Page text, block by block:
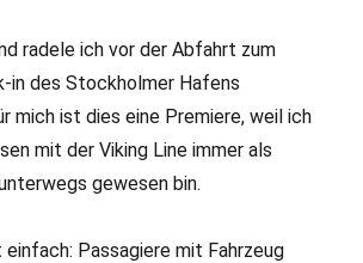
radele ich vor der Abfahrt zum
in des Stockholmer Hafens
mich ist dies eine Premiere, weil ich
mit der Viking Line immer als
gewesen bin.
einfach: Passagiere mit Fahrzeug